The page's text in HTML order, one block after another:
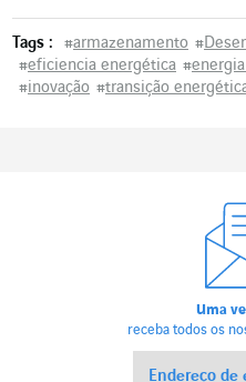
Tags : #armazenamento #
#eficiencia energética #
#inovação #transição
Uma
receba todos os